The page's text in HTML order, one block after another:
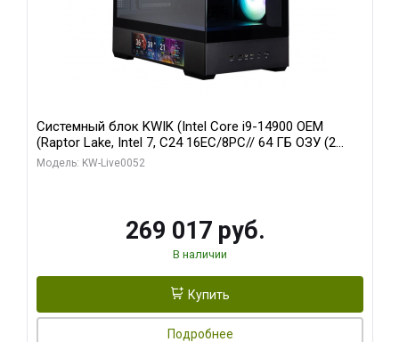
Системный блок KWIK (Intel Core i9-14900 OEM
(Raptor Lake, Intel 7, C24 16EC/8PC// 64 ГБ ОЗУ (2
модуля)/ Palit RTX5080 GAMINGPRO OC 16GB GDDR7
Модель: KW-Live0052
269 017 руб.
В наличии
Купить
Подробнее